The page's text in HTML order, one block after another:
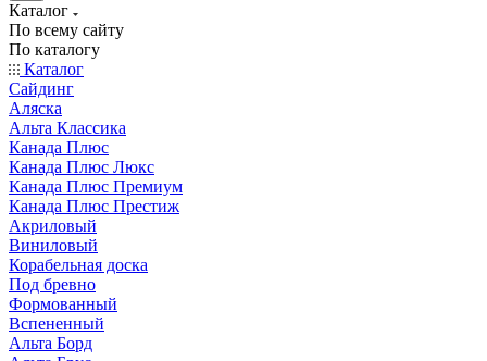
Каталог
По всему сайту
По каталогу
Каталог
Сайдинг
Аляска
Альта Классика
Канада Плюс
Канада Плюс Люкс
Канада Плюс Премиум
Канада Плюс Престиж
Акриловый
Виниловый
Корабельная доска
Под бревно
Формованный
Вспененный
Альта Борд